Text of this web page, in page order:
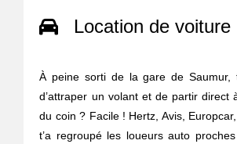
Location de voiture
À peine sorti de la gare de Saumur,
d’attraper un volant et de partir direct
du coin ? Facile ! Hertz, Avis,
t’a regroupé les loueurs auto